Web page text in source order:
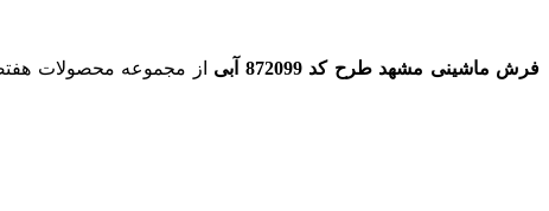
فرش ماشینی مشهد طرح کد 872099 آبی